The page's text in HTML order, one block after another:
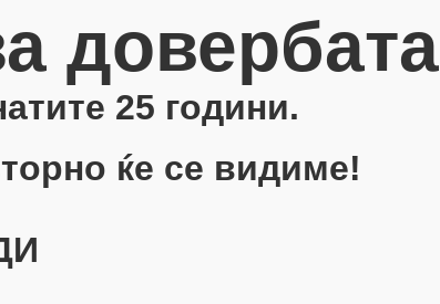
довербата
25 години.
ќе се видиме!